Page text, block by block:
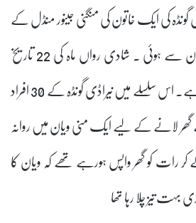
کی ایک خاتون کی منگنی جینور منڈل کے
بسمیٹا گاؤں کے ایک نوجوان سے ہوئی ۔ شادی رواں ماہ کی 22 تاریخ
(جمعرات) کو ہونے والی ہے۔ اس سلسلے میں نیراڈی گونڈہ کے 30 افراد
گھر لانے کے لیے ایک منی ویان میں روانہ
رات کو گھر واپس ہورہے تھے کہ ویان کا